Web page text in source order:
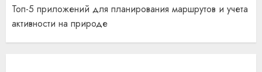
Топ-5 приложений для планирования маршрутов и учета
активности на природе